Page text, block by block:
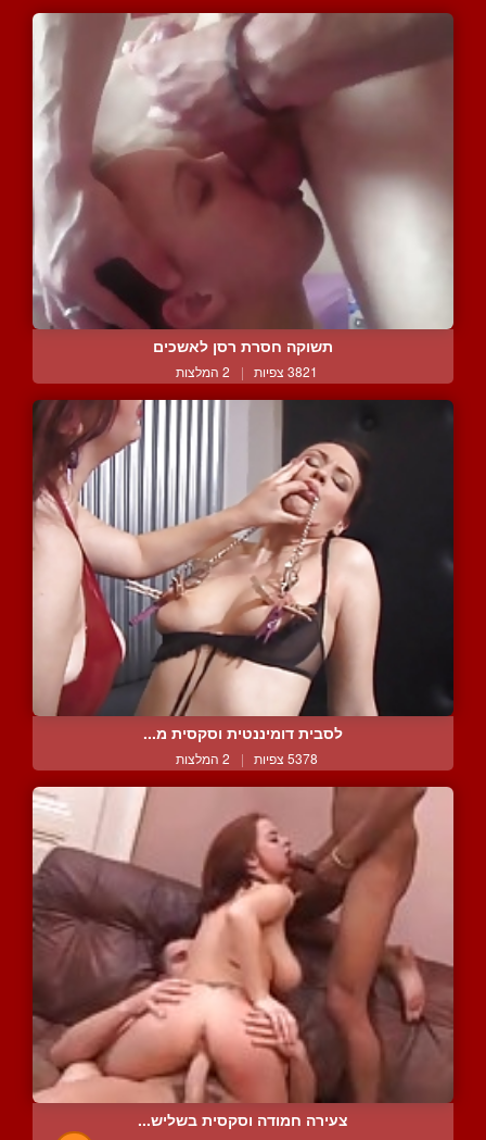
תשוקה חסרת רסן לאשכים
3821 צפיות | 2 המלצות
לסבית דומיננטית וסקסית מ...
5378 צפיות | 2 המלצות
צעירה חמודה וסקסית בשליש...